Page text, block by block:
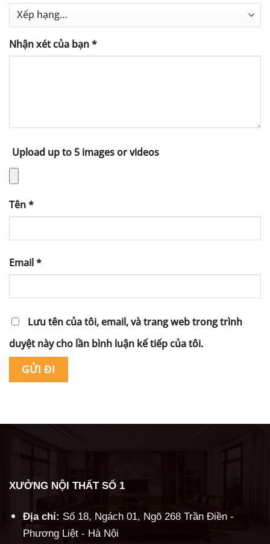
Nhận xét của bạn*
Upload up to 5 images or videos
Tên*
Email*
Lưu tên của tôi, email, và trang web trong trình
duyệt này cho lần bình luận kế tiếp của tôi.
XƯỞNG NỘI THẤT SỐ 1
Địa chỉ: Số 18, Ngách 01, Ngõ 268 Trần Điền -
Phương Liệt - Hà Nội